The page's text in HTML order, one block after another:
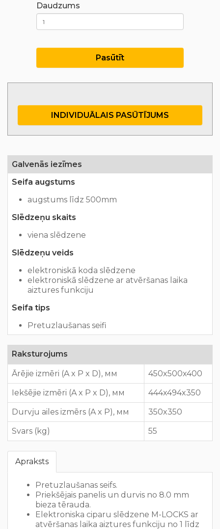
Daudzums
Pasūtīt
INDIVIDUĀLAIS PASŪTĪJUMS
Galvenās iezīmes
Seifa augstums
augstums līdz 500mm
Slēdzeņu skaits
viena slēdzene
Slēdzeņu veids
elektroniskā koda slēdzene
elektroniskā slēdzene ar atvēršanas laika
aiztures funkciju
Seifa tips
Pretuzlaušanas seifi
Raksturojums
Ārējie izmēri (A x P x D), мм 450x500x400
Iekšējie izmēri (A x P x D), мм 444x494x350
Durvju ailes izmērs (A x P), мм 350x350
Svars (kg) 55
Apraksts
Pretuzlaušanas seifs.
Priekšējais panelis un durvis no 8.0 mm
bieza tērauda.
Elektroniska ciparu slēdzene M-LOCKS ar
atvēršanas laika aiztures funkciju no 1 līdz